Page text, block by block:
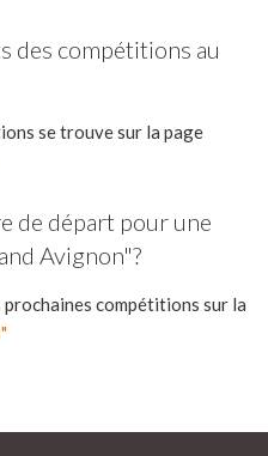
des compétitions au
se trouve sur la page
de départ pour une
Avignon"?
compétitions sur la